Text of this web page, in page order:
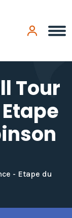
Tour
- Etape du